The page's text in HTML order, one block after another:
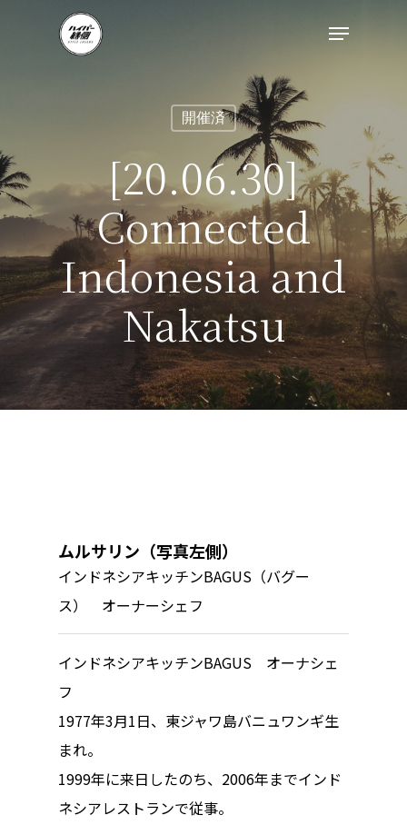
開催済
[20.06.30]
Connected
Indonesia and
Nakatsu
ムルサリン（写真左側）
インドネシアキッチンBAGUS（バグー
ス） オーナーシェフ
インドネシアキッチンBAGUS オーナシェ
フ
1977年3月1日、東ジャワ島バニュワンギ生
まれ。
1999年に来日したのち、2006年までインド
ネシアレストランで従事。
ハイパー縁側とは